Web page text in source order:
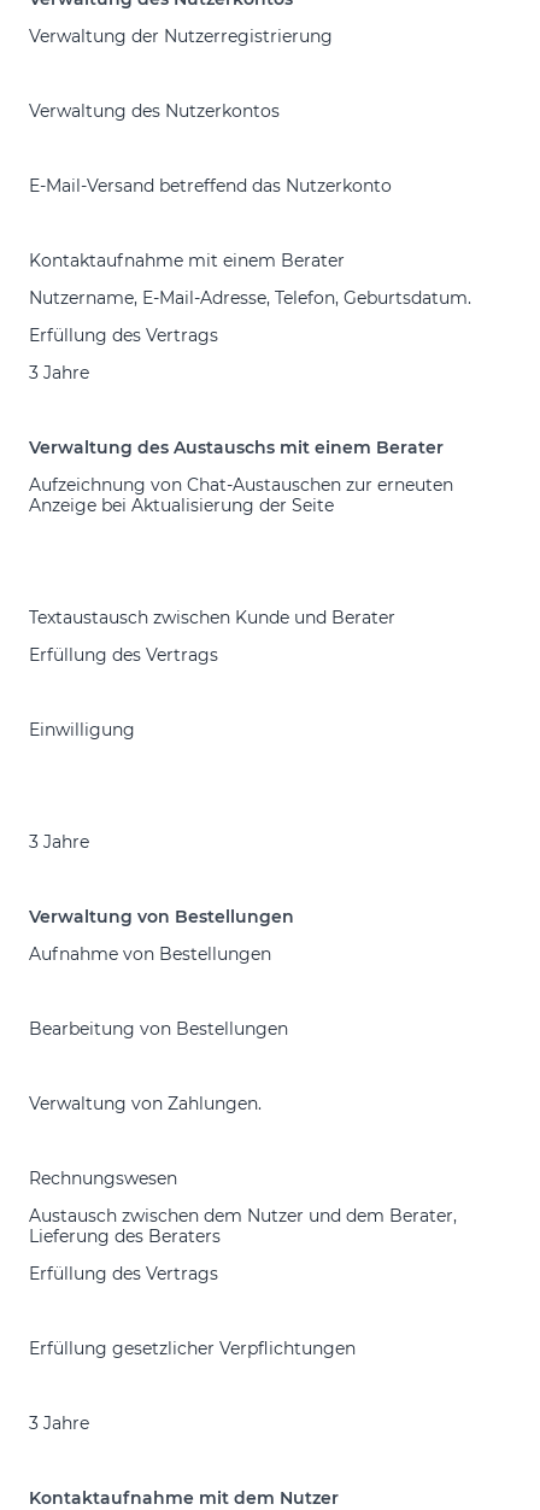
Verwaltung der Nutzerregistrierung
Verwaltung des Nutzerkontos
E-Mail-Versand betreffend das Nutzerkonto
Kontaktaufnahme mit einem Berater
Nutzername, E-Mail-Adresse, Telefon, Geburtsdatum.
Erfüllung des Vertrags
3 Jahre
Verwaltung des Austauschs mit einem Berater
Aufzeichnung von Chat-Austauschen zur erneuten
Anzeige bei Aktualisierung der Seite
Textaustausch zwischen Kunde und Berater
Erfüllung des Vertrags
Einwilligung
3 Jahre
Verwaltung von Bestellungen
Aufnahme von Bestellungen
Bearbeitung von Bestellungen
Verwaltung von Zahlungen.
Rechnungswesen
Austausch zwischen dem Nutzer und dem Berater,
Lieferung des Beraters
Erfüllung des Vertrags
Erfüllung gesetzlicher Verpflichtungen
3 Jahre
Kontaktaufnahme mit dem Nutzer